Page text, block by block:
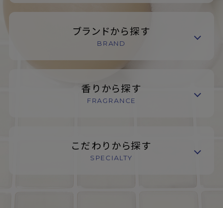
ブランドから探す
BRAND
香りから探す
FRAGRANCE
こだわりから探す
SPECIALTY